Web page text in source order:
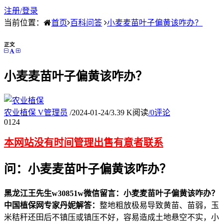
注册/登录
当前位置：
首页 百科问答 小麦麦苗叶子偏黄该咋办？
正文
小麦麦苗叶子偏黄该咋办？
农业植保 V管理员 /2024-01-24/3.39 K阅读/0评论
01 24
本网站没有时间管理出售有意者联系
问：小麦麦苗叶子偏黄该咋办？
黑龙江王先生w30851w微信留言：小麦麦苗叶子偏黄该咋办？
中国植保网专家丹妮解答： 整地粗放极易导致黄苗、苗弱，玉
米秸秆还田后不镇压或镇压不好，容易造成土地悬空不实，小